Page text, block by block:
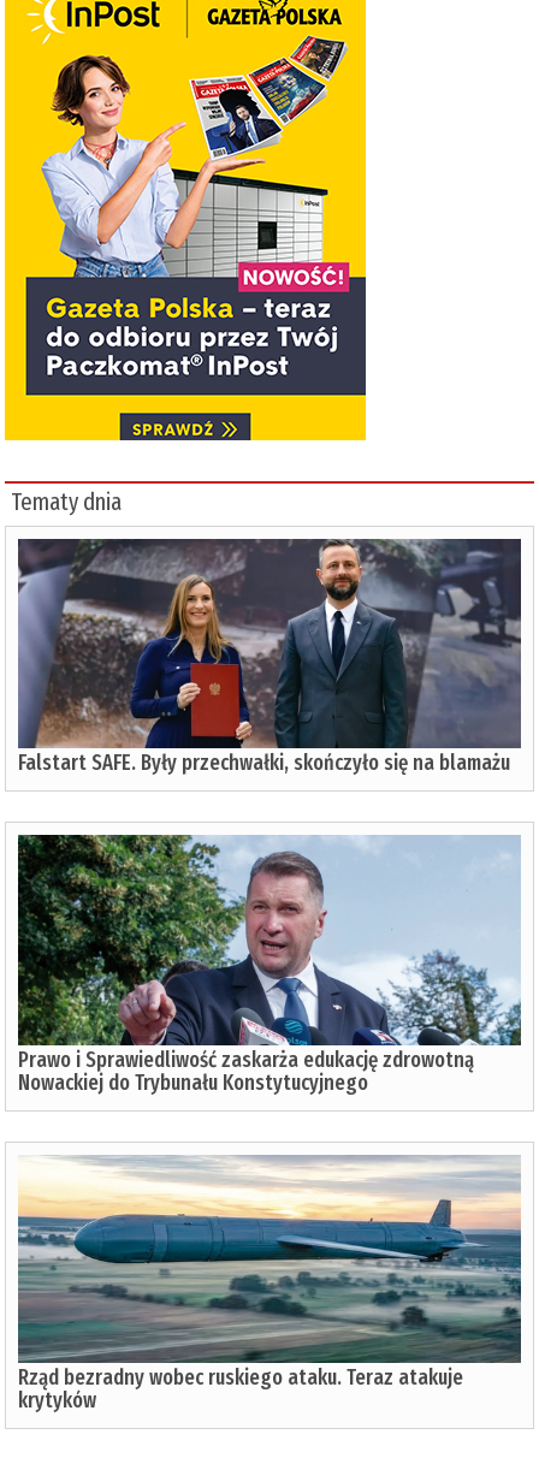
Tematy dnia
Falstart SAFE. Były przechwałki, skończyło się na blamażu
Prawo i Sprawiedliwość zaskarża edukację zdrowotną
Nowackiej do Trybunału Konstytucyjnego
Rząd bezradny wobec ruskiego ataku. Teraz atakuje
krytyków